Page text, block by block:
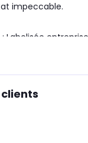
impeccable.
: Labelisée
clients